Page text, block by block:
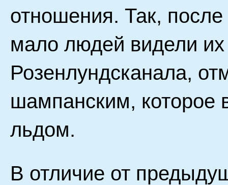
отношения. Так,
мало людей видели их
Розенлундсканала,
шампанским, которое
льдом.
В отличие от